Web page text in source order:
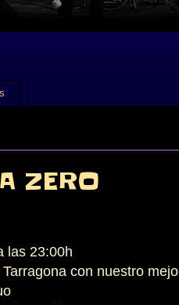
ZERO
las 23:00h
con nuestro